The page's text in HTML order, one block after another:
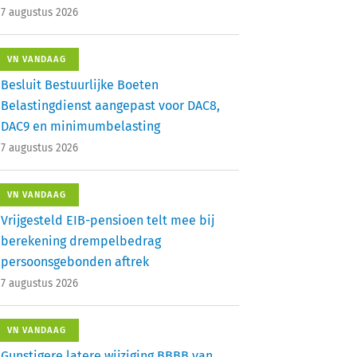
7 augustus 2026
VN VANDAAG
Besluit Bestuurlijke Boeten
Belastingdienst aangepast voor DAC8,
DAC9 en minimumbelasting
7 augustus 2026
VN VANDAAG
Vrijgesteld EIB-pensioen telt mee bij
berekening drempelbedrag
persoonsgebonden aftrek
7 augustus 2026
VN VANDAAG